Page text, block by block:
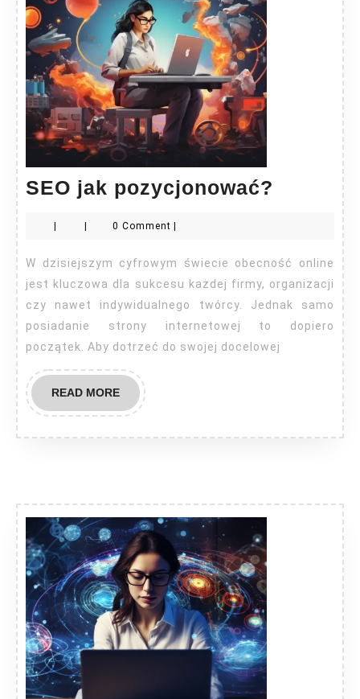
SEO jak pozycjonować?
| | 0 Comment |
W dzisiejszym cyfrowym świecie obecność online
jest kluczowa dla sukcesu każdej firmy, organizacji
czy nawet indywidualnego twórcy. Jednak samo
posiadanie strony internetowej to dopiero
początek. Aby dotrzeć do swojej docelowej
READ MOREREAD
MORE